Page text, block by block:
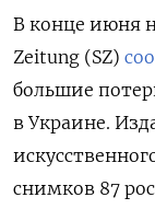
В конце июня
Zeitung (SZ)
большие
в Украине.
снимков 87